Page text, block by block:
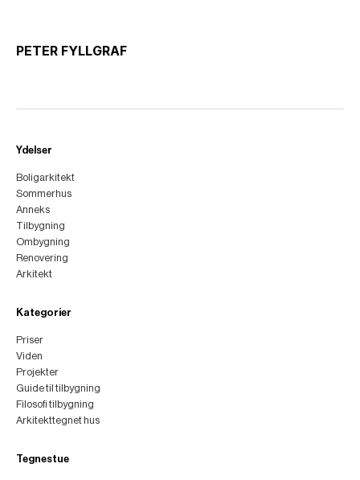
PETER FYLLGRAF
Ydelser
Boligarkitekt
Sommerhus
Anneks
Tilbygning
Ombygning
Renovering
Arkitekt
Kategorier
Priser
Viden
Projekter
Guide til tilbygning
Filosofi tilbygning
Arkitekttegnet hus
Tegnestue